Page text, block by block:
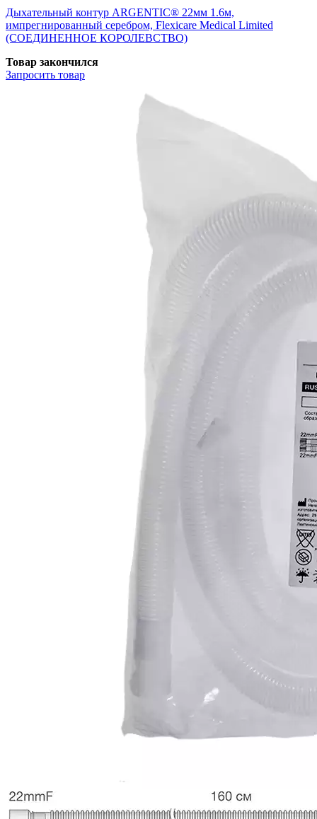
Дыхательный контур ARGENTIC® 22мм 1.6м,
импрегнированный серебром, Flexicare Medical Limited
(СОЕДИНЕННОЕ КОРОЛЕВСТВО)
Товар закончился
Запросить товар